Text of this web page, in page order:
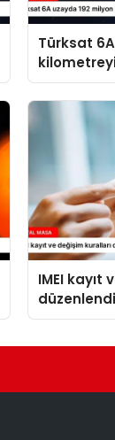
Türksat
IMEI kayıt
düzenlendi